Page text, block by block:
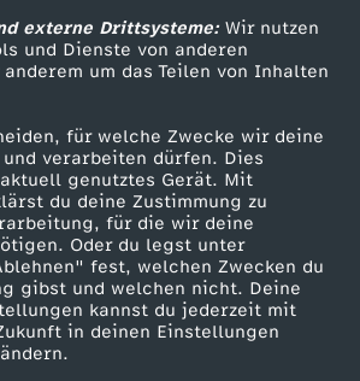
externe Drittsysteme:Wir nutzen
und Dienste von anderen
um das Teilen von Inhalten
für welche Zwecke wir deine
verarbeiten dürfen. Dies
genutztes Gerät. Mit
du deine Zustimmung zu
für die wir deine
Oder du legst unter
fest, welchen Zwecken du
gibst und welchen nicht. Deine
kannst du jederzeit mit
in deinen Einstellungen